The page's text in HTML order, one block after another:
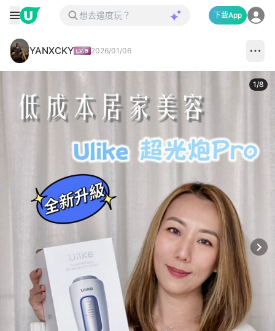
下載App
YANXCKY 2026/01/06
1/8